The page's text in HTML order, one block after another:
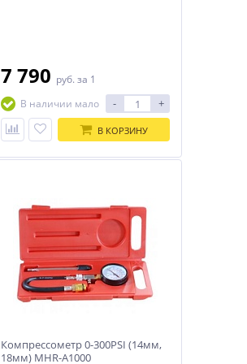
7 790 руб. за 1
В наличии мало
- +
В КОРЗИНУ
Компрессометр 0-300PSI (14мм,
18мм) MHR-A1000